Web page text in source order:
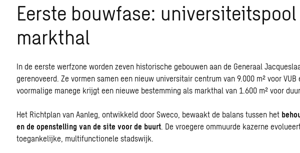
Eerste bouwfase: universiteitspool
markthal
In de eerste werfzone worden zeven historische gebouwen aan de Generaal
gerenoveerd. Ze vormen samen een nieuw universitair centrum van 9.000 m² voor VUB
voormalige manege krijgt een nieuwe bestemming als markthal van 1.600 m² voor
Het Richtplan van Aanleg, ontwikkeld door Sweco, bewaakt de balans tussen het
en de openstelling van de site voor de buurt. De vroegere ommuurde kazerne
toegankelijke, multifunctionele stadswijk.